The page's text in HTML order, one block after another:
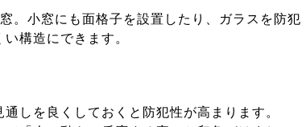
。小窓にも面格子を設置したり、ガラスを防犯
構造にできます。
しを良くしておくと防犯性が高まります。